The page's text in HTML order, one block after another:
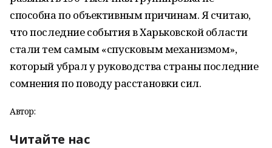
способна по объективным причинам. Я считаю,
что последние события в Харьковской области
стали тем самым «спусковым механизмом»,
который убрал у руководства страны последние
сомнения по поводу расстановки сил.
Автор:
Читайте нас